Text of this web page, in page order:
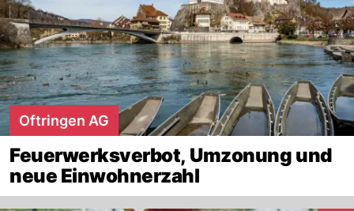
Oftringen AG
Feuerwerksverbot, Umzonung und
neue Einwohnerzahl